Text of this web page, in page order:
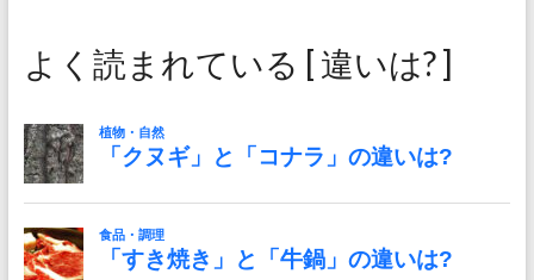
よく読まれている [ 違いは? ]